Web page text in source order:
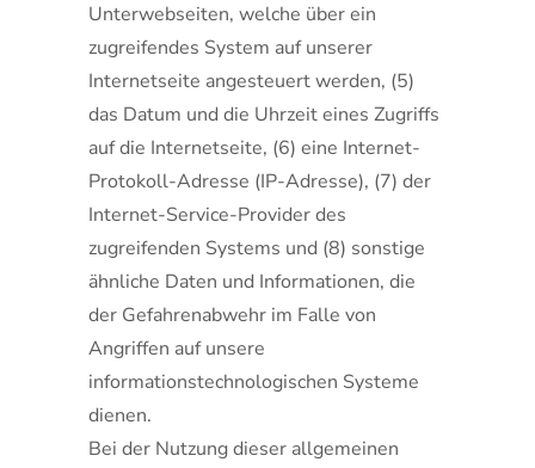
Unterwebseiten, welche über ein
zugreifendes System auf unserer
Internetseite angesteuert werden, (5)
das Datum und die Uhrzeit eines Zugriffs
auf die Internetseite, (6) eine Internet-
Protokoll-Adresse (IP-Adresse), (7) der
Internet-Service-Provider des
zugreifenden Systems und (8) sonstige
ähnliche Daten und Informationen, die
der Gefahrenabwehr im Falle von
Angriffen auf unsere
informationstechnologischen Systeme
dienen.
Bei der Nutzung dieser allgemeinen